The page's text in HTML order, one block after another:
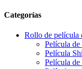
Categorías
Rollo de película
Película
Película
Película